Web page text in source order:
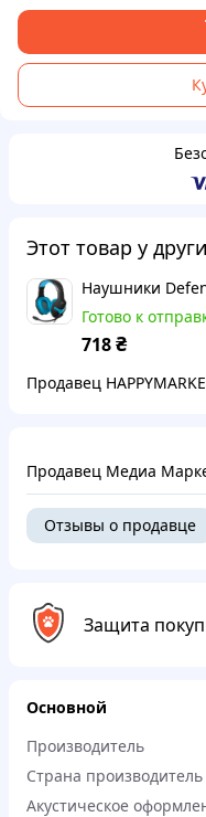
Этот товар у
Готово к
718₴
Продавец
Продавец Медиа
Отзывы о продавце
Защита
Основной
Производитель
Страна производитель
Акустическое